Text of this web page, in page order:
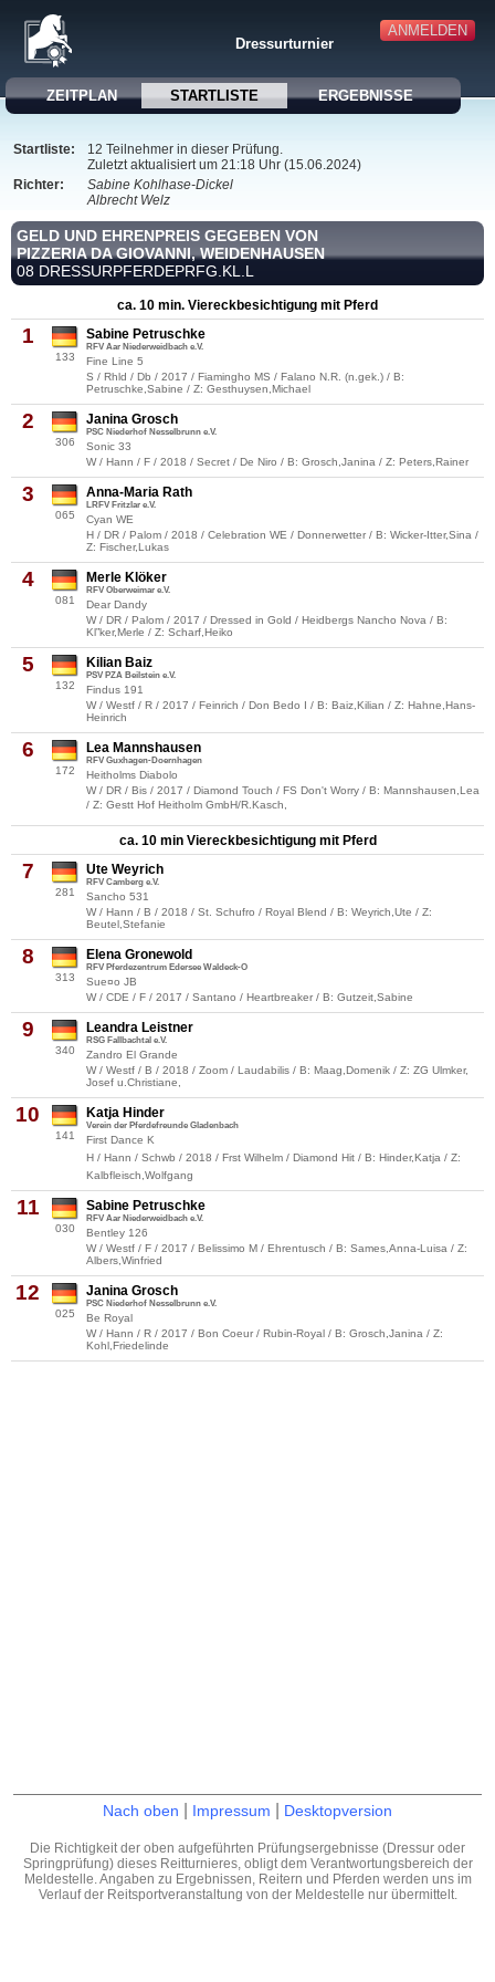
ANMELDEN
Dressurturnier
ZEITPLAN STARTLISTE ERGEBNISSE
Startliste:
12 Teilnehmer in dieser Prüfung.
Zuletzt aktualisiert um 21:18 Uhr (15.06.2024)
Richter:
Sabine Kohlhase-Dickel
Albrecht Welz
GELD UND EHRENPREIS GEGEBEN VON
PIZZERIA DA GIOVANNI, WEIDENHAUSEN
08 DRESSURPFERDEPRFG.KL.L
ca. 10 min. Viereckbesichtigung mit Pferd
1
133
Sabine Petruschke
RFV Aar Niederweidbach e.V.
Fine Line 5
S / Rhld / Db / 2017 / Fiamingho MS / Falano N.R. (n.gek.) / B:
Petruschke,Sabine / Z: Gesthuysen,Michael
2
306
Janina Grosch
PSC Niederhof Nesselbrunn e.V.
Sonic 33
W / Hann / F / 2018 / Secret / De Niro / B: Grosch,Janina / Z: Peters,Rainer
3
065
Anna-Maria Rath
LRFV Fritzlar e.V.
Cyan WE
H / DR / Palom / 2018 / Celebration WE / Donnerwetter / B: Wicker-Itter,Sina /
Z: Fischer,Lukas
4
081
Merle Klöker
RFV Oberweimar e.V.
Dear Dandy
W / DR / Palom / 2017 / Dressed in Gold / Heidbergs Nancho Nova / B:
Kl”ker,Merle / Z: Scharf,Heiko
5
132
Kilian Baiz
PSV PZA Beilstein e.V.
Findus 191
W / Westf / R / 2017 / Feinrich / Don Bedo I / B: Baiz,Kilian / Z: Hahne,Hans-
Heinrich
6
172
Lea Mannshausen
RFV Guxhagen-Doernhagen
Heitholms Diabolo
W / DR / Bis / 2017 / Diamond Touch / FS Don't Worry / B: Mannshausen,Lea
/ Z: Gestt Hof Heitholm GmbH/R.Kasch,
ca. 10 min Viereckbesichtigung mit Pferd
7
281
Ute Weyrich
RFV Camberg e.V.
Sancho 531
W / Hann / B / 2018 / St. Schufro / Royal Blend / B: Weyrich,Ute / Z:
Beutel,Stefanie
8
313
Elena Gronewold
RFV Pferdezentrum Edersee Waldeck-O
Sue¤o JB
W / CDE / F / 2017 / Santano / Heartbreaker / B: Gutzeit,Sabine
9
340
Leandra Leistner
RSG Fallbachtal e.V.
Zandro El Grande
W / Westf / B / 2018 / Zoom / Laudabilis / B: Maag,Domenik / Z: ZG Ulmker,
Josef u.Christiane,
10
141
Katja Hinder
Verein der Pferdefreunde Gladenbach
First Dance K
H / Hann / Schwb / 2018 / Frst Wilhelm / Diamond Hit / B: Hinder,Katja / Z:
Kalbfleisch,Wolfgang
11
030
Sabine Petruschke
RFV Aar Niederweidbach e.V.
Bentley 126
W / Westf / F / 2017 / Belissimo M / Ehrentusch / B: Sames,Anna-Luisa / Z:
Albers,Winfried
12
025
Janina Grosch
PSC Niederhof Nesselbrunn e.V.
Be Royal
W / Hann / R / 2017 / Bon Coeur / Rubin-Royal / B: Grosch,Janina / Z:
Kohl,Friedelinde
Nach oben Impressum Desktopversion
Die Richtigkeit der oben aufgeführten Prüfungsergebnisse (Dressur oder
Springprüfung) dieses Reitturnieres, obligt dem Verantwortungsbereich der
Meldestelle. Angaben zu Ergebnissen, Reitern und Pferden werden uns im
Verlauf der Reitsportveranstaltung von der Meldestelle nur übermittelt.